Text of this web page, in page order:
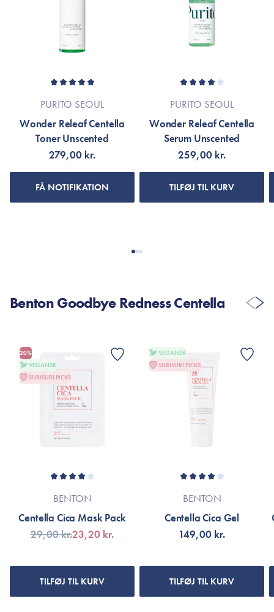
PURITO SEOUL
Wonder Releaf Centella
Toner Unscented
279,00 kr.
FÅ NOTIFIKATION
PURITO SEOUL
Wonder Releaf Centella
Serum Unscented
259,00 kr.
TILFØJ TIL KURV
Benton Goodbye Redness Centella
20%
VEGANSK
SURISURI PICKS
BENTON
Centella Cica Mask Pack
29,00 kr.23,20 kr.
TILFØJ TIL KURV
VEGANSK
SURISURI PICKS
BENTON
Centella Cica Gel
149,00 kr.
TILFØJ TIL KURV